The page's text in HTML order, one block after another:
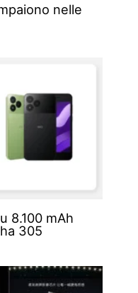
nelle
8.100 mAh
305